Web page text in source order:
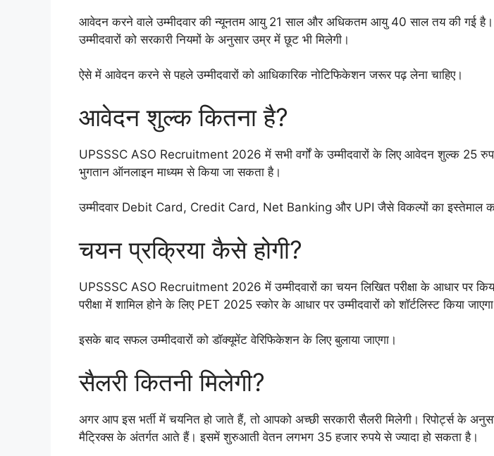
आवेदन करने वाले उम्मीदवार की न्यूनतम आयु 21 साल और अधिकतम आयु 40 साल तय की गई है।
उम्मीदवारों को सरकारी नियमों के अनुसार उम्र में छूट भी मिलेगी।
ऐसे में आवेदन करने से पहले उम्मीदवारों को आधिकारिक नोटिफिकेशन जरूर पढ़ लेना चाहिए।
आवेदन शुल्क कितना है?
UPSSSC ASO Recruitment 2026 में सभी वर्गों के उम्मीदवारों के लिए आवेदन शुल्क 25
भुगतान ऑनलाइन माध्यम से किया जा सकता है।
उम्मीदवार Debit Card, Credit Card, Net Banking और UPI जैसे विकल्पों का इस्तेमाल
चयन प्रक्रिया कैसे होगी?
UPSSSC ASO Recruitment 2026 में उम्मीदवारों का चयन लिखित परीक्षा के आधार पर
परीक्षा में शामिल होने के लिए PET 2025 स्कोर के आधार पर उम्मीदवारों को शॉर्टलिस्ट किया
इसके बाद सफल उम्मीदवारों को डॉक्यूमेंट वेरिफिकेशन के लिए बुलाया जाएगा।
सैलरी कितनी मिलेगी?
अगर आप इस भर्ती में चयनित हो जाते हैं, तो आपको अच्छी सरकारी सैलरी मिलेगी। रिपोर्ट्स के
मैट्रिक्स के अंतर्गत आते हैं। इसमें शुरुआती वेतन लगभग 35 हजार रुपये से ज्यादा हो सकता है।